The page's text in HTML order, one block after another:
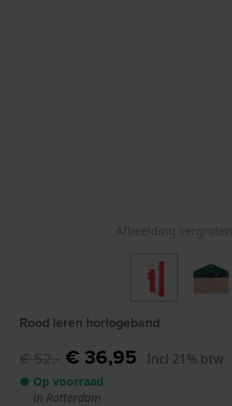
Afbeelding vergroten
Rood leren horlogeband
€ 52,- € 36,95 Incl 21% btw
● Op voorraad
in Rotterdam